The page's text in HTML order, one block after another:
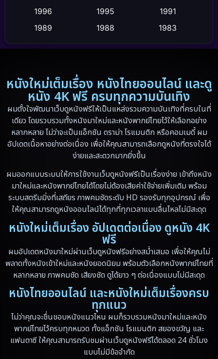
Culture
Dance เต้น
Disaster (13)
Disney+ (5)
Documentary สารคดี (19)
Drama ดราม่า (348)
Drama ดราม่า (10)
Dystopian (13)
Emotional (59)
Family ครอบครัว
Fantasy จินตนาการ (89)
Fantasy แฟนตาซี (4)
1996
1995
1991
1989
1988
1983
1982
1971
1962
หนังใหม่เต็มเรื่อง หนังไทยออนไลน์ และดู
หนัง 4K ฟรี ครบทุกความบันเทิง
ผมตั้งใจพัฒนาเว็บดูหนังฟรีให้เป็นแหล่งรวมความบันเทิงที่ครบในที่
เดียว โดยรวบรวมทั้งหนังมาใหม่และหนังพากย์ไทยไว้ให้เลือกอย่าง
หลากหลาย ไม่ว่าจะเป็นแอ็กชัน ดราม่า โรแมนติก หรือคอมเมดี้ ผม
อัปเดตเนื้อหาอย่างต่อเนื่อง เพื่อให้คุณสามารถเลือกดูหนังที่ตรงใจได้
ง่ายและสะดวกมากยิ่งขึ้น
ผมออกแบบระบบให้การใช้งานเว็บดูหนังฟรีเป็นเรื่องง่าย เข้าถึงหนัง
มาใหม่และหนังพากย์ไทยได้โดยไม่ต้องเสียค่าใช้จ่ายเพิ่มเติม พร้อม
ระบบสตรีมมิ่งที่เสถียร ภาพคมชัดระดับ HD รองรับทุกอุปกรณ์ เพื่อ
ให้คุณสามารถดูหนังออนไลน์ได้ทุกที่ทุกเวลาแบบลื่นไหลไม่มีสะดุด
หนังใหม่เต็มเรื่อง อัปเดตต่อเนื่อง ดูหนัง 4K
ฟรี
ผมอัปเดตหนังมาใหม่ผ่านเว็บดูหนังฟรีอย่างสม่ำเสมอ เพื่อให้คุณไม่
พลาดทั้งหนังเข้าใหม่และหนังยอดนิยม พร้อมตัวเลือกหนังพากย์ไทยที่
หลากหลาย ภาพคมชัด เสียงชัด ดูได้ยาว ๆ ต่อเนื่องแบบไม่มีสะดุด
หนังไทยออนไลน์ และหนังใหม่เต็มเรื่องครบ
ทุกแนว
ไม่ว่าคุณจะชื่นชอบหนังแนวไหน ผมก็รวบรวมหนังมาใหม่และหนัง
พากย์ไทยไว้ครบทุกหมวด ทั้งแอ็กชัน โรแมนติก สยองขวัญ และ
แฟนตาซี ให้คุณสามารถรับชมผ่านเว็บดูหนังฟรีได้ตลอด 24 ชั่วโมง
แบบไม่มีข้อจำกัด